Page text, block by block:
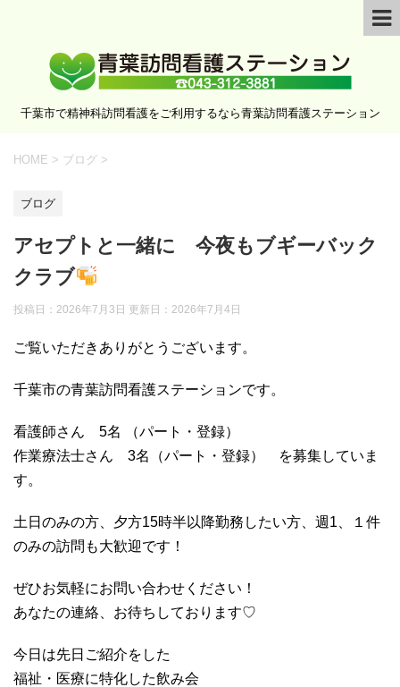
千葉市で精神科訪問看護をご利用するなら青葉訪問看護ステーション
HOME > ブログ >
ブログ
アセプトと一緒に 今夜もブギーバック
クラブ
投稿日：2026年7月3日 更新日： 2026年7月4日
ご覧いただきありがとうございます。
千葉市の青葉訪問看護ステーションです。
看護師さん 5名 （パート・登録）
作業療法士さん 3名（パート・登録） を募集していま
す。
土日のみの方、夕方15時半以降勤務したい方、週1、１件
のみの訪問も大歓迎です！
ぜひお気軽にお問い合わせください！
あなたの連絡、お待ちしております♡
今日は先日ご紹介をした
福祉・医療に特化した飲み会